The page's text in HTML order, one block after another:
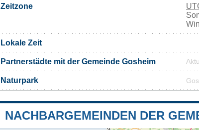
Zeitzone
Lokale Zeit
Partnerstädte mit der Gemeinde Gosheim
Naturpark
NACHBARGEMEINDEN DER